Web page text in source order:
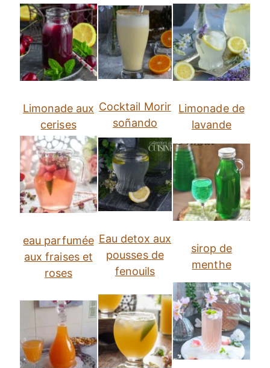
Limonade aux
cerises
Cocktail Morir
soñando
Limonade de
lavande
eau parfumée
aux fraises et
roses
Eau detox aux
pousses de
fenouils
sirop de
menthe